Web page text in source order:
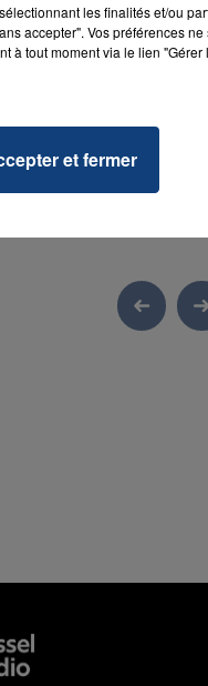
votre journée de
et le meilleur mix
les finalités et/ou
accepter". Vos préférences
à tout moment via le lien
et fermer